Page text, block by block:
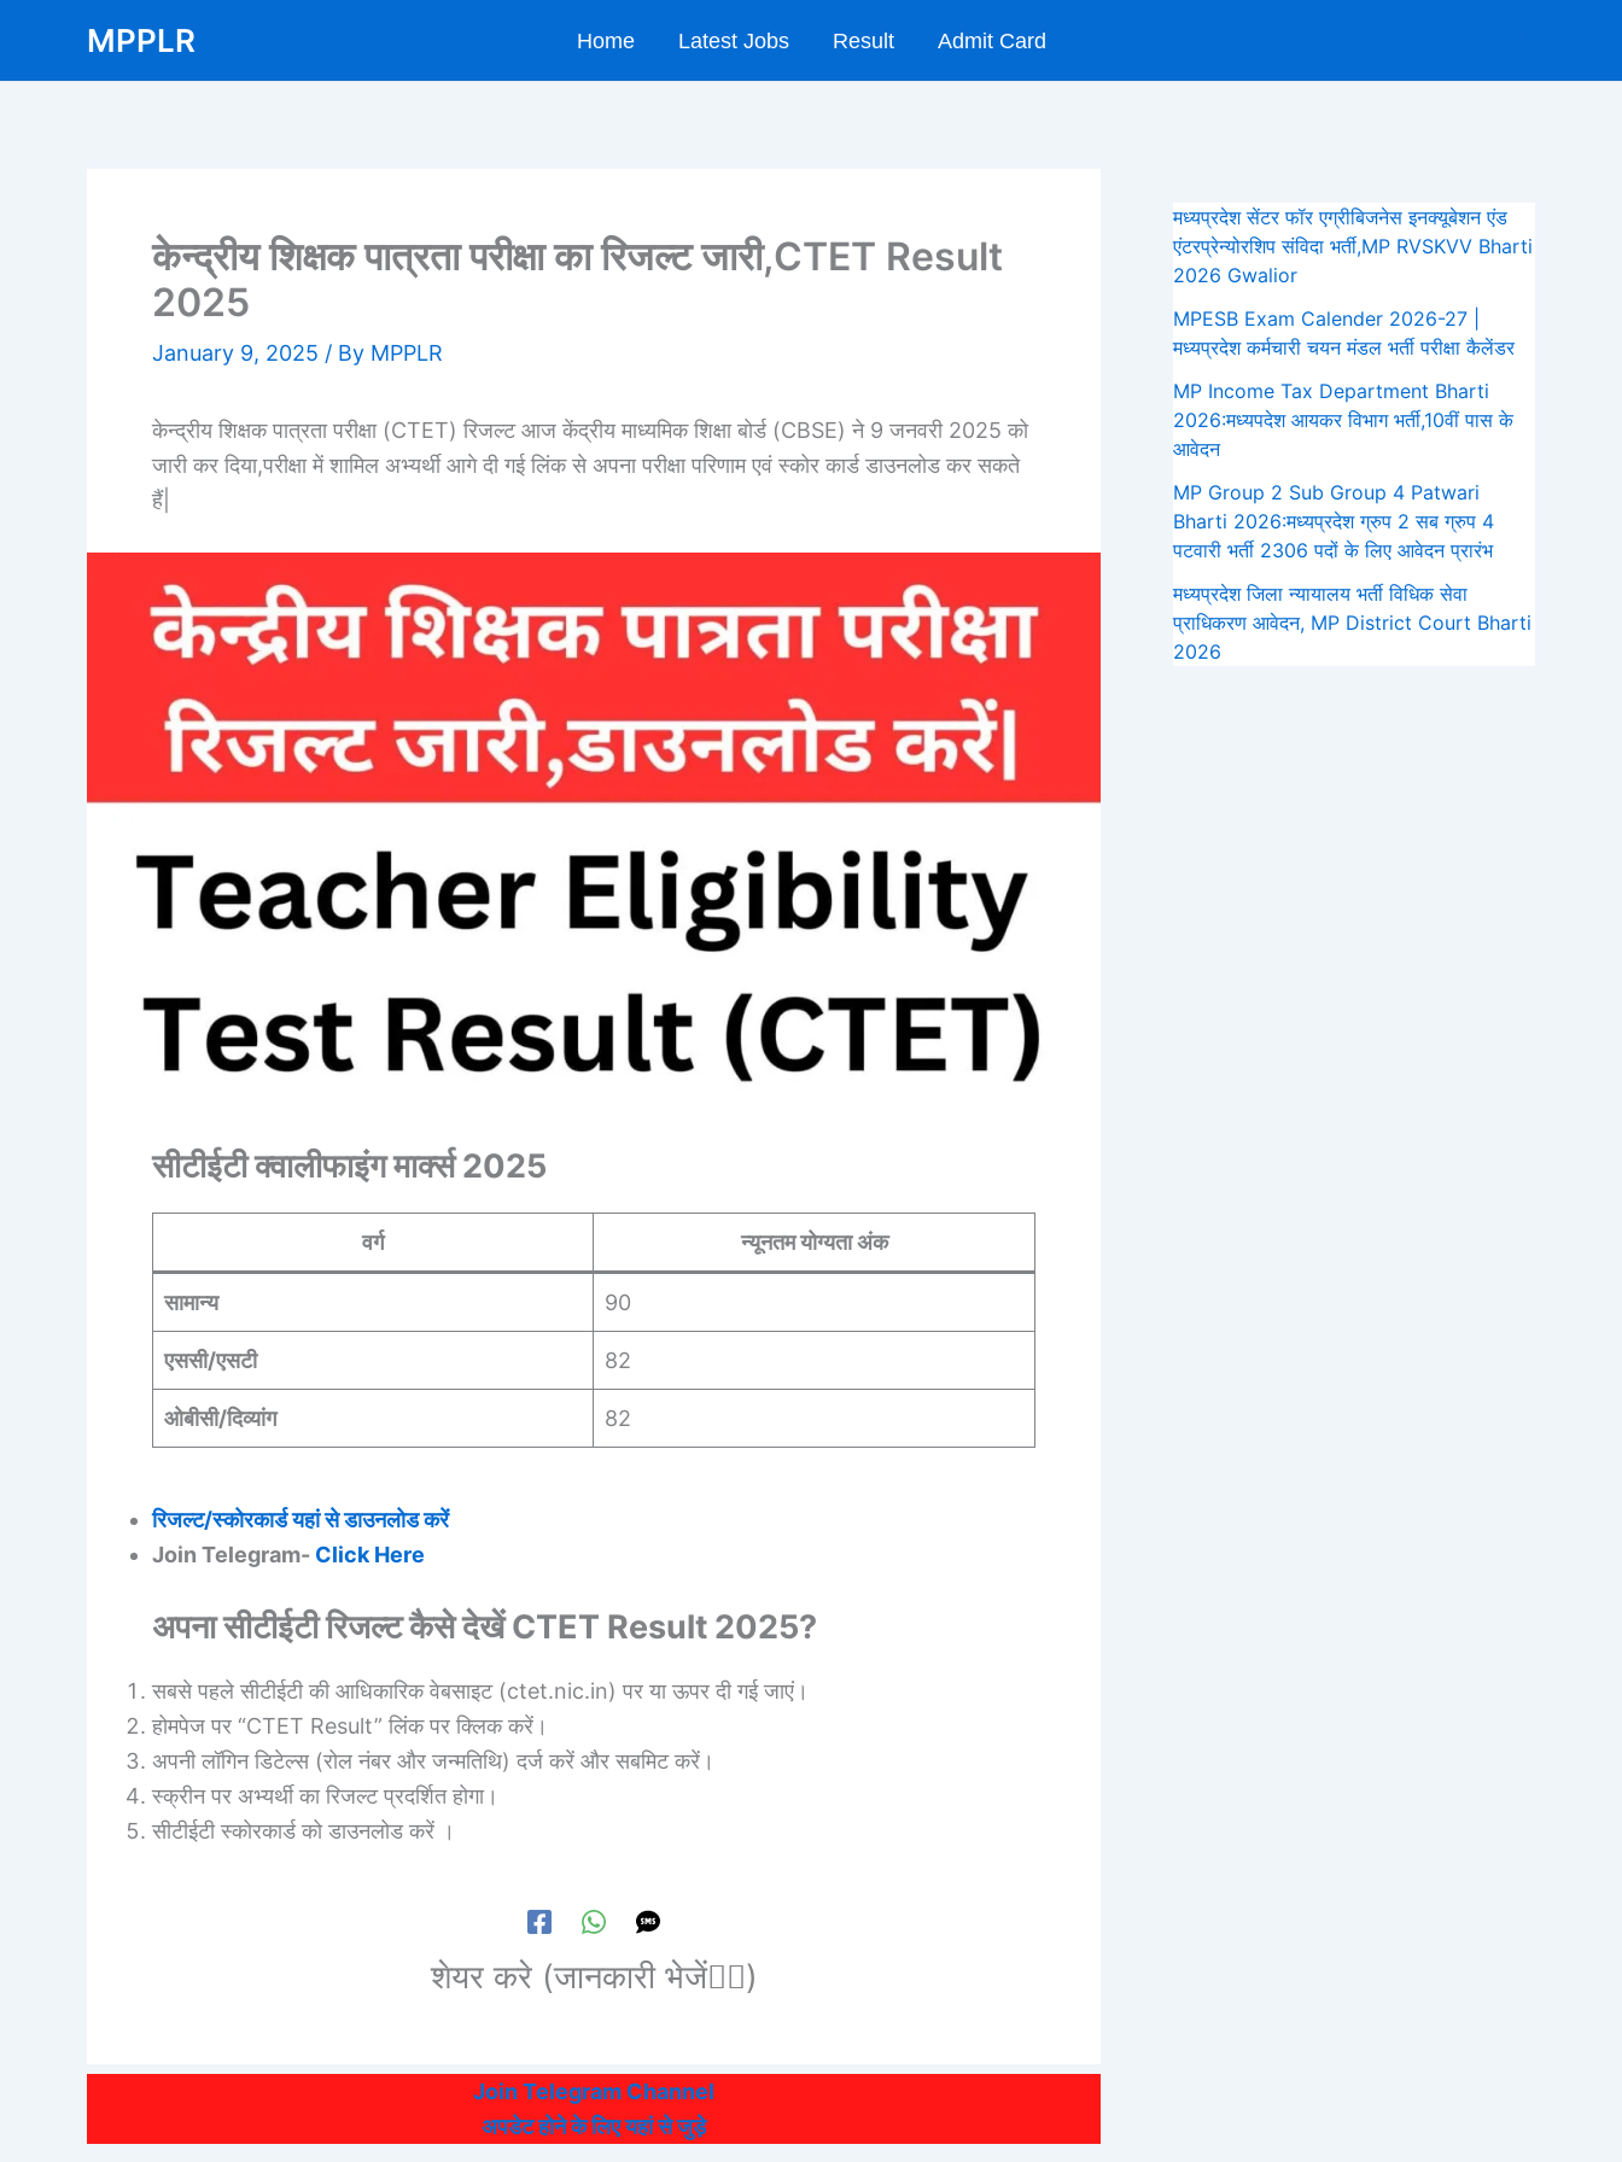
content
MPPLR Home Latest Jobs Result Admit Card
केन्द्रीय शिक्षक पात्रता परीक्षा का रिजल्ट जारी,CTET Result
2025
January 9, 2025 / By MPPLR
केन्द्रीय शिक्षक पात्रता परीक्षा (CTET) रिजल्ट आज केंद्रीय माध्यमिक शिक्षा बोर्ड (CBSE) ने 9 जनवरी 2025 को
जारी कर दिया,परीक्षा में शामिल अभ्यर्थी आगे दी गई लिंक से अपना परीक्षा परिणाम एवं स्कोर कार्ड डाउनलोड कर सकते
हैं|
सीटीईटी क्वालीफाइंग मार्क्स 2025
वर्ग न्यूनतम योग्यता अंक
सामान्य 90
एससी/एसटी 82
ओबीसी/दिव्यांग 82
रिजल्ट/स्कोरकार्ड यहां से डाउनलोड करें
Join Telegram- Click Here
अपना सीटीईटी रिजल्टकैसे देखेंCTET Result 2025?
सबसे पहले सीटीईटी की आधिकारिक वेबसाइट (ctet.nic.in) पर या ऊपर दी गई जाएं।
होमपेज पर “CTET Result” लिंक पर क्लिक करें।
अपनी लॉगिन डिटेल्स (रोल नंबर और जन्मतिथि) दर्ज करें और सबमिट करें।
स्क्रीन पर अभ्यर्थी का रिजल्ट प्रदर्शित होगा।
सीटीईटी स्कोरकार्ड को डाउनलोड करें ।
शेयर करे (जानकारी भेजें👆🏻)
Join Telegram Channel
अपडेट होने के लिए यहां से जुड़े
मध्यप्रदेश सेंटर फॉर एग्रीबिजनेस इनक्यूबेशन एंड
एंटरप्रेन्योरशिप संविदा भर्ती,MP RVSKVV Bharti
2026 Gwalior
MPESB Exam Calender 2026-27 |
मध्यप्रदेश कर्मचारी चयन मंडल भर्ती परीक्षा कैलेंडर
MP Income Tax Department Bharti
2026:मध्‍यपदेश आयकर विभाग भर्ती,10वीं पास के
आवेदन
MP Group 2 Sub Group 4 Patwari
Bharti 2026:मध्यप्रदेश ग्रुप 2 सब ग्रुप 4
पटवारी भर्ती 2306 पदों के लिए आवेदन प्रारंभ
मध्‍यप्रदेश जिला न्यायालय भर्ती विधिक सेवा
प्राधिकरण आवेदन, MP District Court Bharti
2026